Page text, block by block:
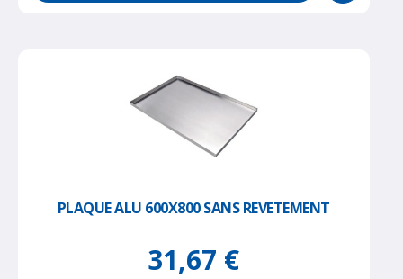
PLAQUE ALU 600X800 SANS REVETEMENT
31,67 €